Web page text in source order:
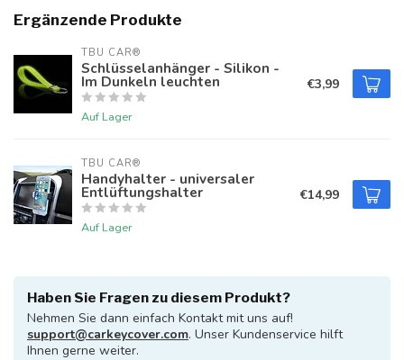
Ergänzende Produkte
TBU CAR®
Schlüsselanhänger - Silikon -
Im Dunkeln leuchten
Auf Lager
€3,99
TBU CAR®
Handyhalter - universaler
Entlüftungshalter
Auf Lager
€14,99
Haben Sie Fragen zu diesem Produkt?
Nehmen Sie dann einfach Kontakt mit uns auf!
support@carkeycover.com. Unser Kundenservice hilft
Ihnen gerne weiter.